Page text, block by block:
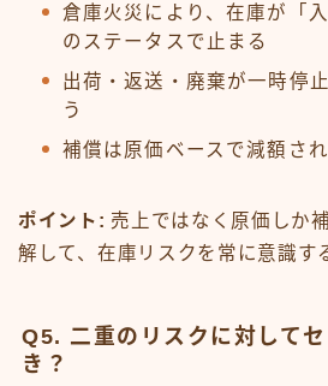
倉庫火災により、在庫が「
のステータスで止まる
出荷・返送・廃棄が一時停
う
補償は原価ベースで減額さ
ポイント: 売上ではなく原価しか
解して、在庫リスクを常に意識す
Q5. 二重のリスクに対して
き？